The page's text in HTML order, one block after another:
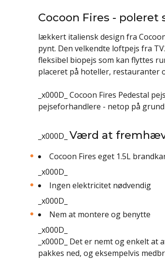
Cocoon Fires - poleret
lækkert italiensk design fra
pynt. Den velkendte loftpejs fra
fleksibel biopejs som kan flyttes
placeret på hoteller, restauranter
_x000D_ Cocoon Fires Pedestal
pejseforhandlere - netop på grund
_x000D_ Værd at
Cocoon Fires eget 1.5L
_x000D_
Ingen elektricitet nødvendig
_x000D_
Nem at montere og benytte
_x000D_
_x000D_ Det er nemt og enkelt
pakkes ned, og eksempelvis